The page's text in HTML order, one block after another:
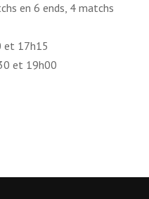
en 6 ends, 4 matchs
et 17h15
et 19h00